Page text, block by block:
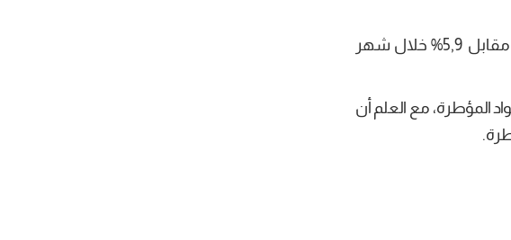
سجل التضخم الضمني لشهر جانفي 2021 أي التضخم دون احتساب الطاقة والتغذية نسبة 5,7% مقابل 5,9% خلال شهر
بحساب الانزلاق السنوي مقابل 4,6% بالنسبة للمواد المؤطرة، مع العلم أن